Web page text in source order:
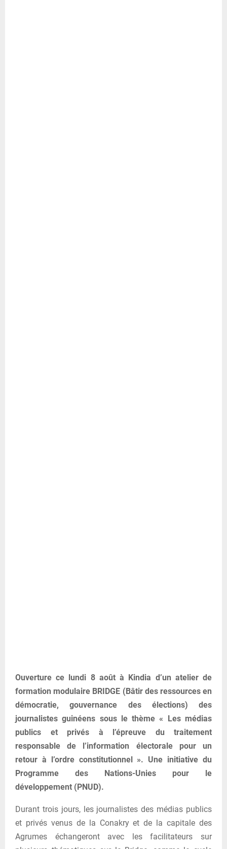
Ouverture ce lundi 8 août à Kindia d’un atelier de
formation modulaire BRIDGE (Bâtir des ressources en
démocratie, gouvernance des élections) des
journalistes guinéens sous le thème « Les médias
publics et privés à l’épreuve du traitement
responsable de l’information électorale pour un
retour à l’ordre constitutionnel ». Une initiative du
Programme des Nations-Unies pour le
développement (PNUD).
Durant trois jours, les journalistes des médias publics
et privés venus de la Conakry et de la capitale des
Agrumes échangeront avec les facilitateurs sur